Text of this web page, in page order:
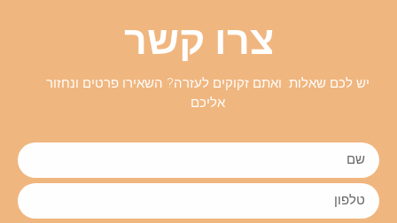
צרו קשר
יש לכם שאלות ואתם זקוקים לעזרה? השאירו פרטים ונחזור
אליכם